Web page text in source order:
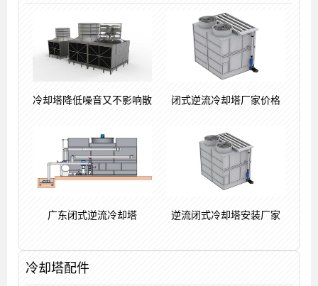
冷却塔降低噪音又不影响散 闭式逆流冷却塔厂家价格
广东闭式逆流冷却塔 逆流闭式冷却塔安装厂家
冷却塔配件